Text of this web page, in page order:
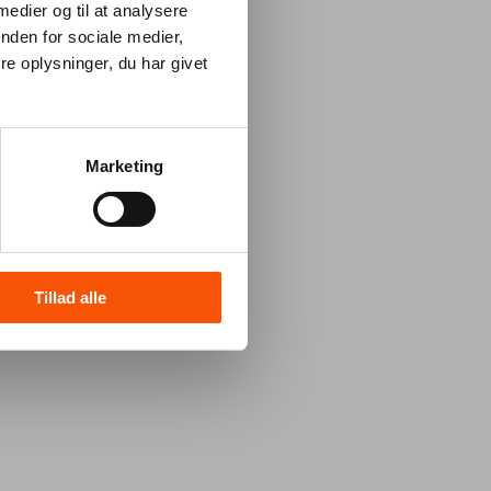
og til at analysere
for sociale medier,
oplysninger, du har givet
Marketing
Tillad alle